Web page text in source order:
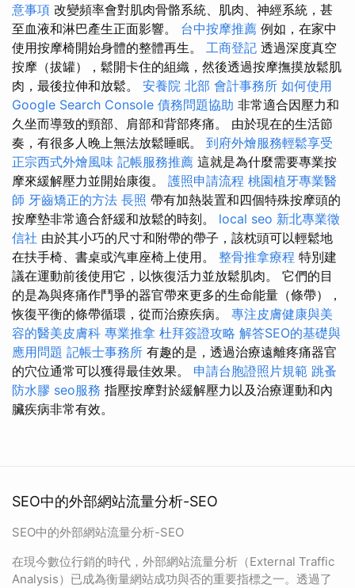
意事項 改變頻率會對肌肉骨骼系統、肌肉、神經系統，甚
至血液和淋巴產生正面影響。 台中按摩推薦 例如，在家中
使用按摩椅開始身體的整體再生。 工商登記 透過深度真空
按摩（拔罐），鬆開卡住的組織，然後透過按摩撫摸放鬆肌
肉，最後拉伸和放鬆。 安養院 北部 會計事務所 如何使用
Google Search Console 債務問題協助 非常適合因壓力和
久坐而導致的頸部、肩部和背部疼痛。 由於現在的生活節
奏，有很多人晚上無法放鬆睡眠。 到府外燴服務輕鬆享受
正宗西式外燴風味 記帳服務推薦 這就是為什麼需要專業按
摩來緩解壓力並開始康復。 護照申請流程 桃園植牙專業醫
師 牙齒矯正的方法 長照 帶有加熱裝置和四個特殊按摩頭的
按摩墊非常適合舒緩和放鬆的時刻。 local seo 新北專業徵
信社 由於其小巧的尺寸和附帶的帶子，該枕頭可以輕鬆地
在扶手椅、書桌或汽車座椅上使用。 整骨推拿療程 特別建
議在運動前後使用它，以恢復活力並放鬆肌肉。 它們的目
的是為與疼痛作鬥爭的器官帶來更多的生命能量（條帶），
恢復平衡的條帶循環，從而治療疾病。 專注皮膚健康與美
容的醫美皮膚科 專業推拿 杜拜簽證攻略 解答SEO的基礎與
應用問題 記帳士事務所 有趣的是，透過治療遠離疼痛器官
的穴位通常可以獲得最佳效果。 申請台胞證照片規範 跳蚤
防水膠 seo服務 指壓按摩對於緩解壓力以及治療運動和內
臟疾病非常有效。
SEO中的外部網站流量分析-SEO
SEO中的外部網站流量分析-SEO
在現今數位行銷的時代，外部網站流量分析（External Traffic
Analysis）已成為衡量網站成功與否的重要指標之一。透過了